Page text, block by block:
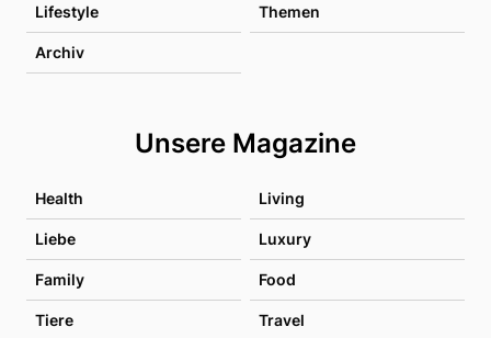
Lifestyle Themen
Archiv
Unsere Magazine
Health Living
Liebe Luxury
Family Food
Tiere Travel